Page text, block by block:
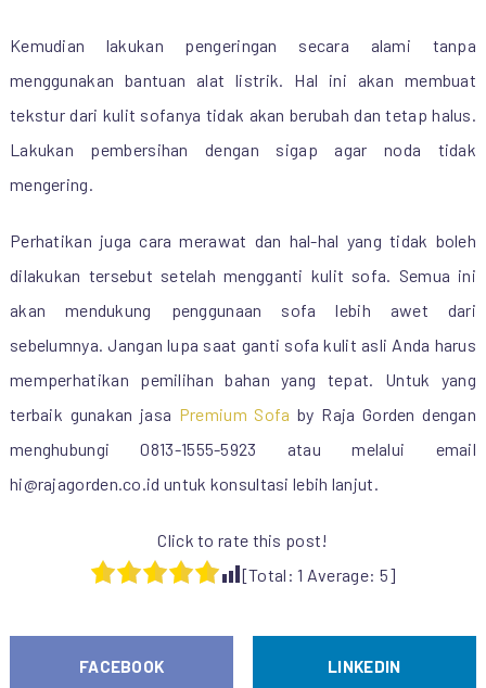
Kemudian lakukan pengeringan secara alami tanpa
menggunakan bantuan alat listrik. Hal ini akan membuat
tekstur dari kulit sofanya tidak akan berubah dan tetap halus.
Lakukan pembersihan dengan sigap agar noda tidak
mengering.
Perhatikan juga cara merawat dan hal-hal yang tidak boleh
dilakukan tersebut setelah mengganti kulit sofa. Semua ini
akan mendukung penggunaan sofa lebih awet dari
sebelumnya. Jangan lupa saat ganti sofa kulit asli Anda harus
memperhatikan pemilihan bahan yang tepat. Untuk yang
terbaik gunakan jasa Premium Sofa by Raja Gorden dengan
menghubungi 0813-1555-5923 atau melalui email
hi@rajagorden.co.id untuk konsultasi lebih lanjut.
Click to rate this post!
[Total:1 Average: 5]
FACEBOOK LINKEDIN